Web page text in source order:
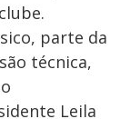
parte da
técnica,
Leila